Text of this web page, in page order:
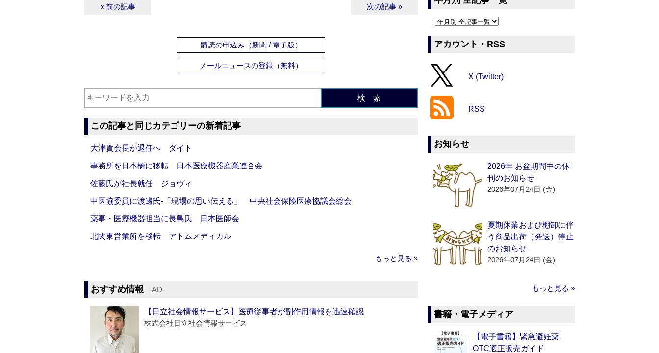
« 前の記事 次の記事 »
購読の申込み（新聞 / 電子版）
メールニュースの登録（無料）
検 索
この記事と同じカテゴリーの新着記事
大津賀会長が退任へ ダイト
事務所を日本橋に移転 日本医療機器産業連合会
佐藤氏が社長就任 ジョヴィ
中医協委員に渡邊氏‐「現場の思い伝える」 中央社会保険医療協議会総会
薬事・医療機器担当に長島氏 日本医師会
北関東営業所を移転 アトムメディカル
もっと見る »
おすすめ情報 ‐AD‐
【日立社会情報サービス】医療従事者が副作用情報を迅速確認
株式会社日立社会情報サービス
アカウント・RSS
X (Twitter)
RSS
お知らせ
2026年 お盆期間中の休
刊のお知らせ
2026年07月24日 (金)
夏期休業および棚卸に伴
う商品出荷（発送）停止
のお知らせ
2026年07月24日 (金)
もっと見る »
書籍・電子メディア
【電子書籍】緊急避妊薬
OTC適正販売ガイド